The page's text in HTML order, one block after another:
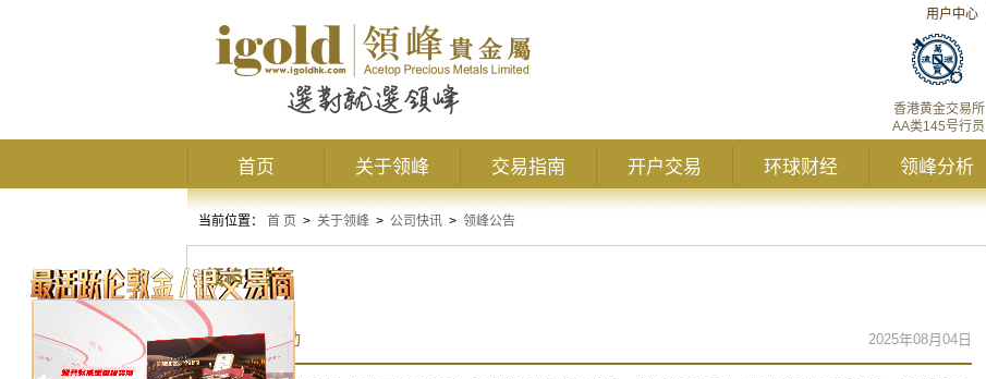
用户中心
香港黄金交易所
AA类145号行员
首页 关于领峰 交易指南 开户交易 环球财经 领峰分析
当前位置： 首 页 > 关于领峰 > 公司快讯 > 领峰公告
领峰公告
8月赠金活动 2025年08月04日